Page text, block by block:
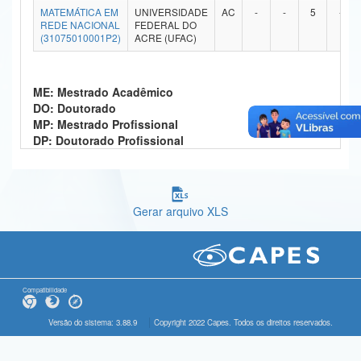
Ministério da Ciência, Tecnologia, Inovações e Comunicações
Ministério do Meio Ambiente
Ministério do Desenvolvimento Regional
Controladoria-Geral da União
Gabinete de Segurança Institucional
Advocacia-Geral da União
MATEMÁTICA EM
REDE NACIONAL
(31075010001P2)
UNIVERSIDADE
FEDERAL DO
ACRE (UFAC)
AC - - 5 -
ME: Mestrado Acadêmico
DO: Doutorado
MP: Mestrado Profissional
DP: Doutorado Profissional
Gerar arquivo XLS
Compatibilidade
Versão do sistema: 3.88.9 Copyright 2022 Capes. Todos os direitos reservados.